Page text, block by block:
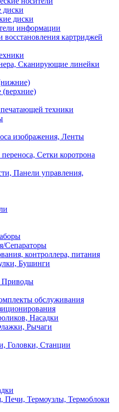
диски
диски
информации
восстановления картриджей
Сканирующие линейки
техники
изображения, Ленты
Сетки коротрона
Панели управления,
Сепараторы
контроллера, питания
Бушинги
Приводы
обслуживания
Насадки
Рычаги
Головки, Станции
Печи, Термоузлы, Термоблоки